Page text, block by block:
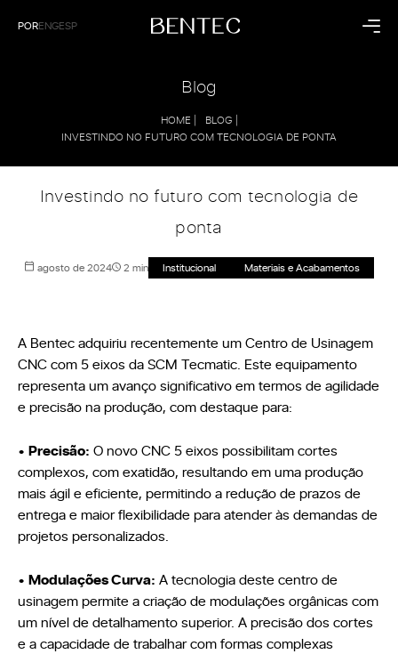
PORENGESP
Corporativo
Hospitalidade
Empresarial
Sintonia
A Bentec
Tecnologia
Contato
Seja um Lojista
Solicite seu Projeto
Trabalhe Conosco
Área do Lojista
Canal de Denúncia
Relatório de Transparência Salarial
Blog
HOME |
BLOG |
INVESTINDO NO FUTURO COM TECNOLOGIA DE PONTA
Investindo no futuro com tecnologia de
ponta
agosto de 2024 2 min Institucional Materiais e Acabamentos
A Bentec adquiriu recentemente um Centro de Usinagem
CNC com 5 eixos da SCM Tecmatic. Este equipamento
representa um avanço significativo em termos de agilidade
e precisão na produção, com destaque para:
• Precisão: O novo CNC 5 eixos possibilitam cortes
complexos, com exatidão, resultando em uma produção
mais ágil e eficiente, permitindo a redução de prazos de
entrega e maior flexibilidade para atender às demandas de
projetos personalizados.
• Modulações Curva: A tecnologia deste centro de
usinagem permite a criação de modulações orgânicas com
um nível de detalhamento superior. A precisão dos cortes
e a capacidade de trabalhar com formas complexas